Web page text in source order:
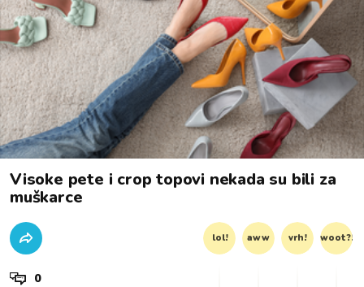
Visoke pete i crop topovi nekada su bili za
muškarce
lol! aww vrh! woot?!
0